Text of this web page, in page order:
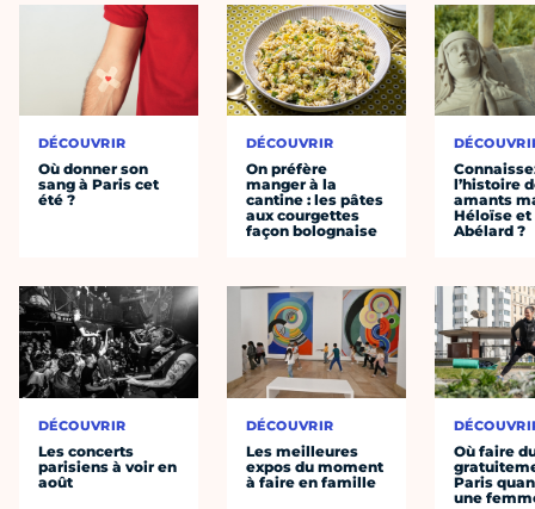
DÉCOUVRIR
Où donner son
sang à Paris cet
été ?
DÉCOUVRIR
Les concerts
parisiens à voir en
août
DÉCOUVRIR
On préfère
manger à la
cantine : les pâtes
aux courgettes
façon bolognaise
DÉCOUVRIR
Les meilleures
expos du moment
à faire en famille
l’histoire
amants
Héloïse et
Abélard ?
Où faire
Paris
une